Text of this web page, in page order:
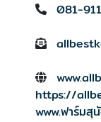
081-
https://
www.ฟาร์มสุ